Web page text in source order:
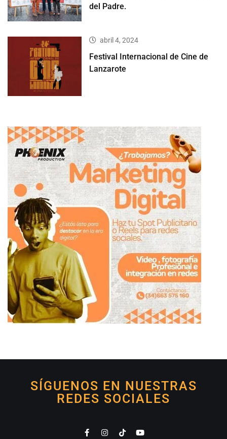
del Padre.
abril 4, 2024
Festival Internacional de Cine de
Lanzarote
SÍGUENOS EN NUESTRAS
REDES SOCIALES